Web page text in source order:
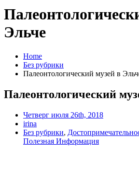
Эльче
Home
Без рубрики
Палеонтологический музей в
Палеонтологический
Четверг июля 26th, 2018
irina
Без рубрики,
Полезная Информация